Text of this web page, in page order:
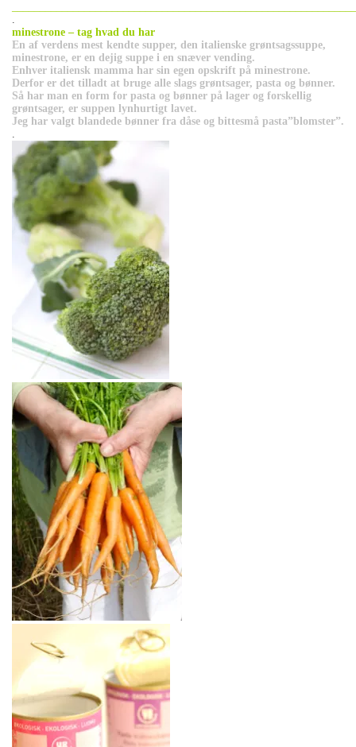
.
minestrone – tag hvad du har
En af verdens mest kendte supper, den italienske grøntsagssuppe,
minestrone, er en dejig suppe i en snæver vending.
Enhver italiensk mamma har sin egen opskrift på minestrone.
Derfor er det tilladt at bruge alle slags grøntsager, pasta og bønner.
Så har man en form for pasta og bønner på lager og forskellig
grøntsager, er suppen lynhurtigt lavet.
Jeg har valgt blandede bønner fra dåse og bittesmå pasta”blomster”.
.